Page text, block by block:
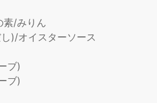
/みりん
)/オイスターソース
ブ)
ブ)